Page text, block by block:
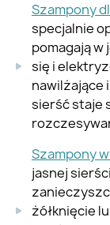
Szampony
specjalnie
pomagają w
się i
nawilżające
sierść staje
Szampony
jasnej
żółknięcie